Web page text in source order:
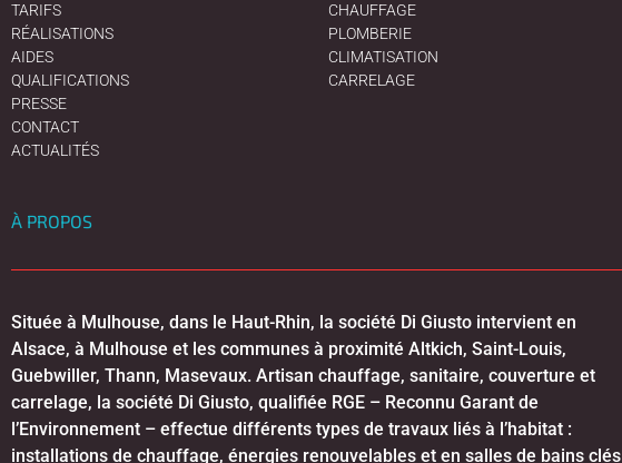
TARIFS
RÉALISATIONS
AIDES
QUALIFICATIONS
PRESSE
CONTACT
ACTUALITÉS
CHAUFFAGE
PLOMBERIE
CLIMATISATION
CARRELAGE
À PROPOS
Située à Mulhouse, dans le Haut-Rhin, la société Di Giusto intervient en
Alsace, à Mulhouse et les communes à proximité Altkich, Saint-Louis,
Guebwiller, Thann, Masevaux. Artisan chauffage, sanitaire, couverture et
carrelage, la société Di Giusto, qualifiée RGE – Reconnu Garant de
l’Environnement – effectue différents types de travaux liés à l’habitat :
installations de chauffage, énergies renouvelables et en salles de bains clés